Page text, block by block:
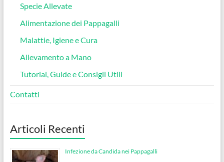
Specie Allevate
Alimentazione dei Pappagalli
Malattie, Igiene e Cura
Allevamento a Mano
Tutorial, Guide e Consigli Utili
Contatti
Articoli Recenti
Infezione da Candida nei Pappagalli